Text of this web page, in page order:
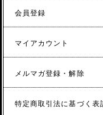
会員登録
マイアカウント
メルマガ登録・解除
特定商取引法に基づく表